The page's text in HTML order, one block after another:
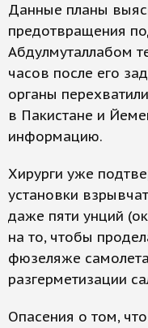
Данные планы
предотвращения
Абдулмуталлабом
часов после его
органы
в Пакистане и
информацию.
Хирурги уже
установки
даже пяти унций
на то, чтобы
фюзеляже
разгерметизации
Опасения о том,